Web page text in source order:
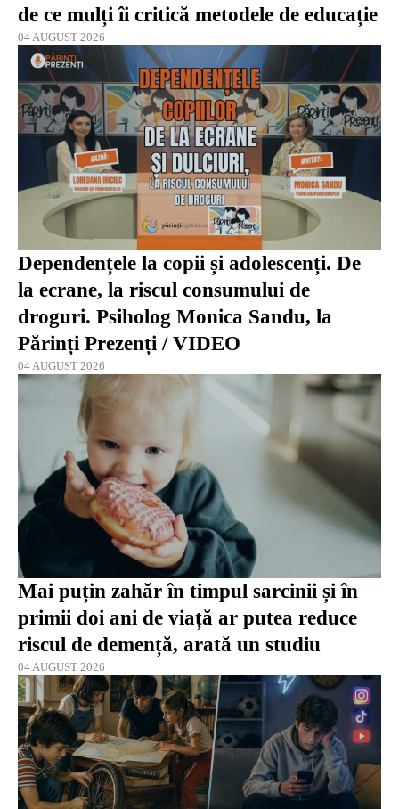
de ce mulți îi critică metodele de educație
04 AUGUST 2026
Dependențele la copii și adolescenți. De
la ecrane, la riscul consumului de
droguri. Psiholog Monica Sandu, la
Părinți Prezenți / VIDEO
04 AUGUST 2026
Mai puțin zahăr în timpul sarcinii și în
primii doi ani de viață ar putea reduce
riscul de demență, arată un studiu
04 AUGUST 2026